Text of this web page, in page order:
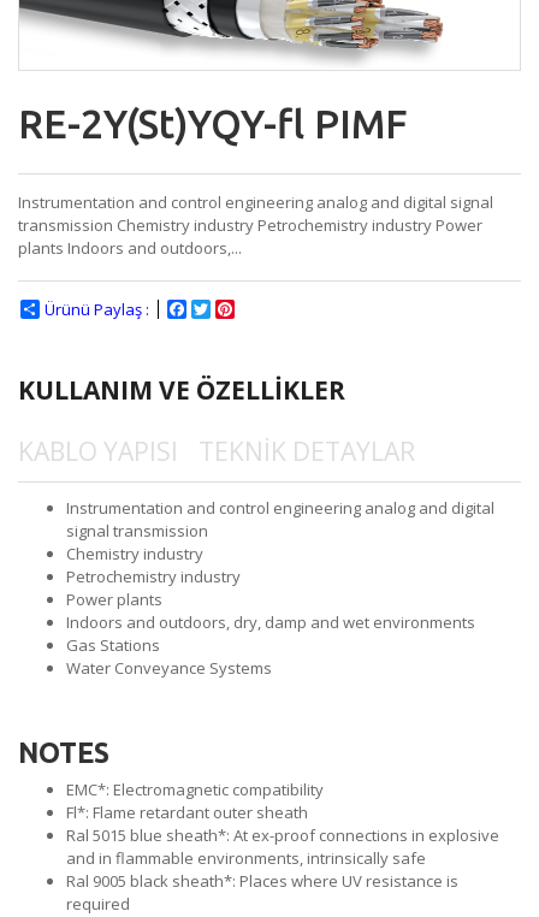
RE-2Y(St)YQY-fl PIMF
Instrumentation and control engineering analog and digital signal
transmission Chemistry industry Petrochemistry industry Power
plants Indoors and outdoors,...
Ürünü Paylaş : Facebook
Twitter
KULLANIM VE ÖZELLİKLER
KABLO YAPISI
TEKNİK DETAYLAR
Instrumentation and control engineering analog and digital
signal transmission
Chemistry industry
Petrochemistry industry
Power plants
Indoors and outdoors, dry, damp and wet environments
Gas Stations
Water Conveyance Systems
NOTES
EMC*: Electromagnetic compatibility
Fl*: Flame retardant outer sheath
Ral 5015 blue sheath*: At ex-proof connections in explosive
and in flammable environments, intrinsically safe
Ral 9005 black sheath*: Places where UV resistance is
required